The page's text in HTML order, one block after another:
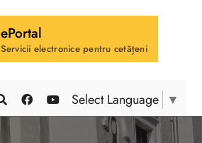
ePortal
Servicii electronice pentru cetățeni
Select Language ▼